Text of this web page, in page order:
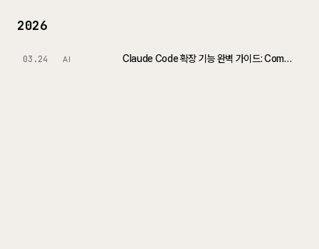
2026
03.24 AI Claude Code 확장 기능 완벽 가이드: Command, Skill, Subagent